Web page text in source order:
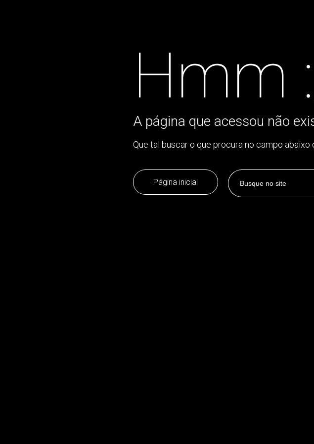
Hmm
A página que acessou não
Que tal buscar o que procura no campo abaixo
Página inicial